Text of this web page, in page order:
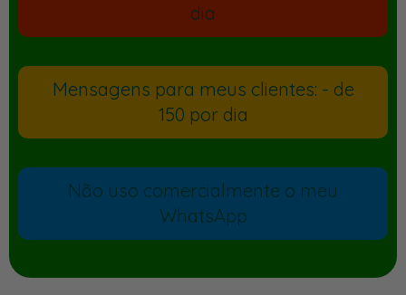
dia
Mensagens para meus clientes: - de
150 por dia
Não uso comercialmente o meu
WhatsApp